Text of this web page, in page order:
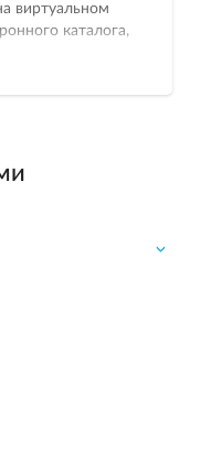
виртуальном
каталога,
с помощью